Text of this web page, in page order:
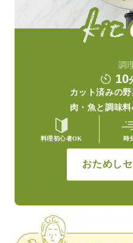
調
10
カット済みの
肉・魚と調味
料理初心者OK 時
おためし